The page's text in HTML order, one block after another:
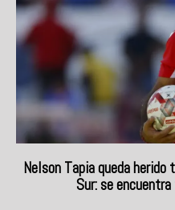
Nelson Tapia queda
Sur: se